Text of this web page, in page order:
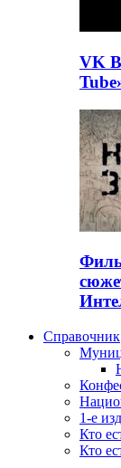
VK
Справочник
1-е
Кто
Кто